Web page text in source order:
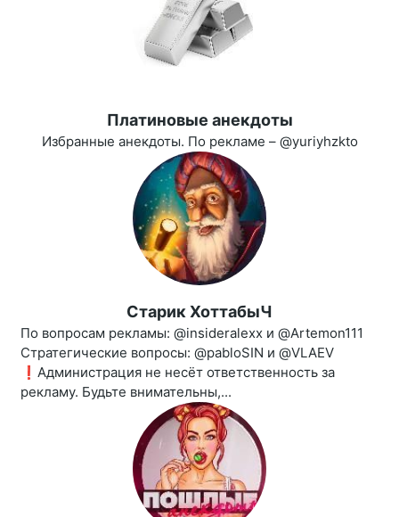
Платиновые анекдоты
Избранные анекдоты. По рекламе – @yuriyhzkto
Старик ХоттабыЧ
По вопросам рекламы: @insideralexx и @Artemon111
Стратегические вопросы: @pabloSIN и @VLAEV
❗️Администрация не несёт ответственность за
рекламу. Будьте внимательны,...